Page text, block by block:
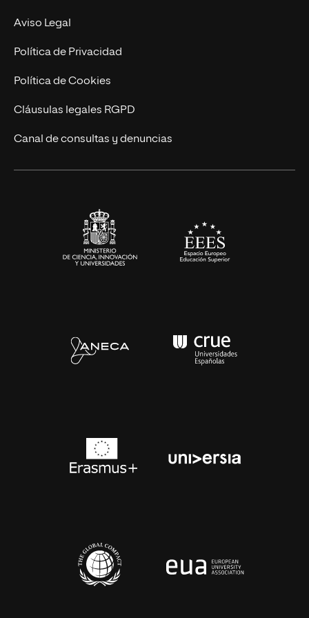
MBA
Marketing y Comunicación
Ingeniería
Diseño
Ciencias de la Salud
Contacto
Aviso Legal
Política de Privacidad
Política de Cookies
Cláusulas legales RGPD
Canal de consultas y denuncias